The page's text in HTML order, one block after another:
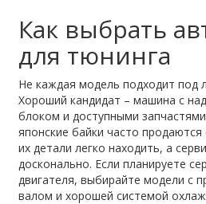
Как выбрать
для тюнинга
Не каждая модель подходит под
Хороший кандидат – машина с
блоком и доступными
японские байки часто
их детали легко находить, а
досконально. Если планируете
двигателя, выбирайте модели с
валом и хорошей системой